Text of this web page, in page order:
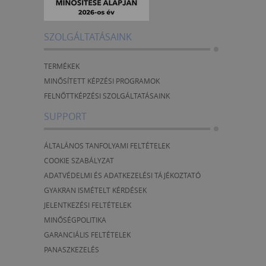
SZOLGÁLTATÁSAINK
TERMÉKEK
MINŐSÍTETT KÉPZÉSI PROGRAMOK
FELNŐTTKÉPZÉSI SZOLGÁLTATÁSAINK
SUPPORT
ÁLTALÁNOS TANFOLYAMI FELTÉTELEK
COOKIE SZABÁLYZAT
ADATVÉDELMI ÉS ADATKEZELÉSI TÁJÉKOZTATÓ
GYAKRAN ISMÉTELT KÉRDÉSEK
JELENTKEZÉSI FELTÉTELEK
MINŐSÉGPOLITIKA
GARANCIÁLIS FELTÉTELEK
PANASZKEZELÉS